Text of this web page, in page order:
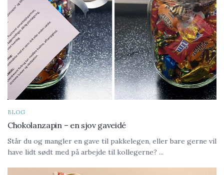
BLOG
Chokolanzapin – en sjov gaveidé
Står du og mangler en gave til pakkelegen, eller bare gerne vil
have lidt sødt med på arbejde til kollegerne? ...